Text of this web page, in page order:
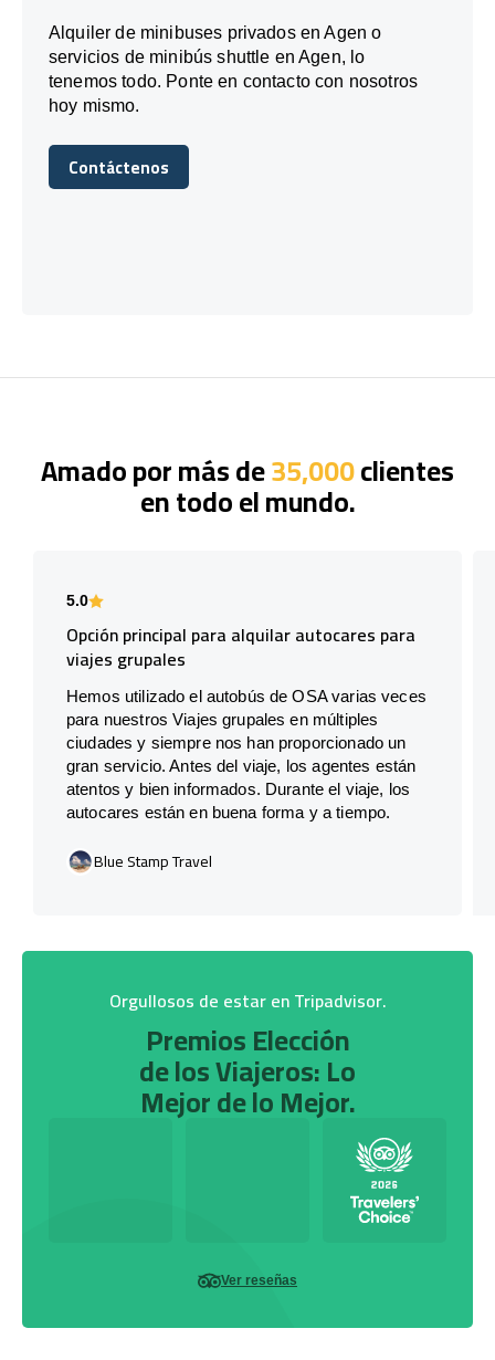
Alquiler de minibuses privados en Agen o
servicios de minibús shuttle en Agen, lo
tenemos todo. Ponte en contacto con nosotros
hoy mismo.
Contáctenos
Contáctenos
Amado por más de35,000clientes
en todo el mundo.
5.0
Opción principal para alquilar autocares para
viajes grupales
Hemos utilizado el autobús de OSA varias veces
para nuestros Viajes grupales en múltiples
ciudades y siempre nos han proporcionado un
gran servicio. Antes del viaje, los agentes están
atentos y bien informados. Durante el viaje, los
autocares están en buena forma y a tiempo.
Blue Stamp Travel
Orgullosos de estar en Tripadvisor.
Premios Elección
de los Viajeros: Lo
Mejor de lo Mejor.
Ver reseñas